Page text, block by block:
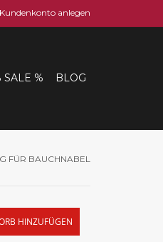
anlegen
SALE % BLOG
FÜR BAUCHNABEL
HINZUFÜGEN